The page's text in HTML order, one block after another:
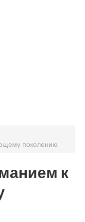
поколению
к